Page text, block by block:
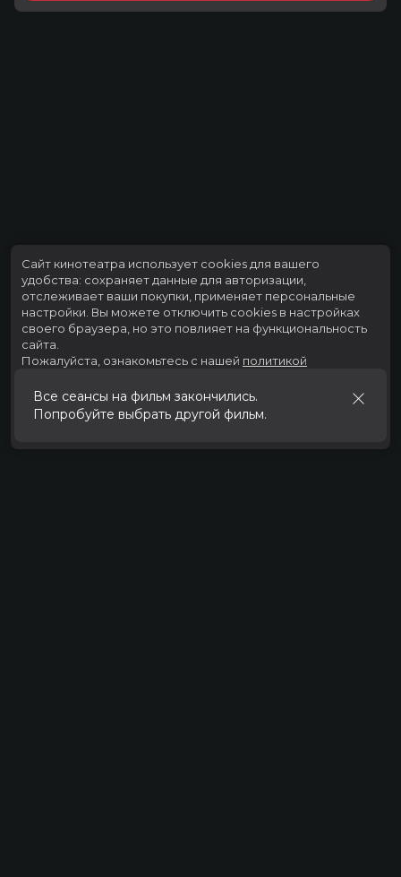
Все сеансы на фильм закончились.
Попробуйте выбрать другой фильм.
Сайт кинотеатра использует cookies для вашего
удобства: сохраняет данные для авторизации,
отслеживает ваши покупки, применяет персональные
настройки. Вы можете отключить cookies в настройках
своего браузера, но это повлияет на функциональность
сайта.
Пожалуйста, ознакомьтесь с нашей политикой
Принять